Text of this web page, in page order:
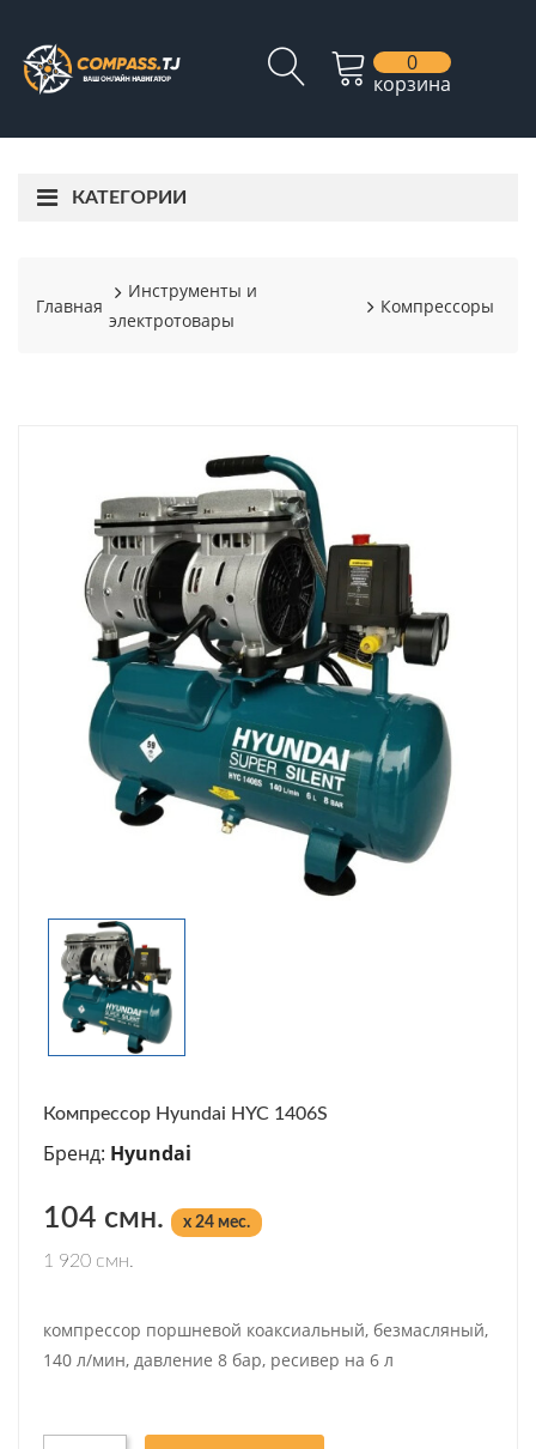
0
корзина
КАТЕГОРИИ
Главная
Инструменты и
электротовары
Компрессоры
Компрессор Hyundai HYC 1406S
Бренд: Hyundai
104 смн. x 24 мес.
1 920 смн.
компрессор поршневой коаксиальный, безмасляный,
140 л/мин, давление 8 бар, ресивер на 6 л